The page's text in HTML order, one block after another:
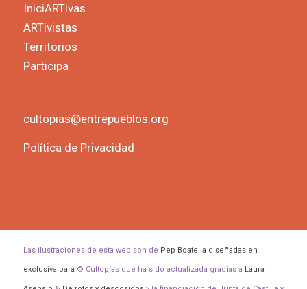
IniciARTivas
ARTivistas
Territorios
Participa
cultopias@entrepueblos.org
Política de Privacidad
Las ilustraciones de esta web son de Pep Boatella diseñadas en
exclusiva para © Cultopías que ha sido actualizada gracias a Laura